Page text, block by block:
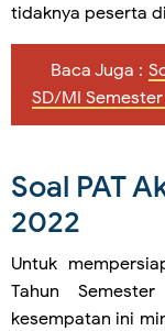
tidaknya peserta
Baca Juga :
SD/MI Semester
Soal PAT
2022
Untuk
Tahun
kesempatan ini